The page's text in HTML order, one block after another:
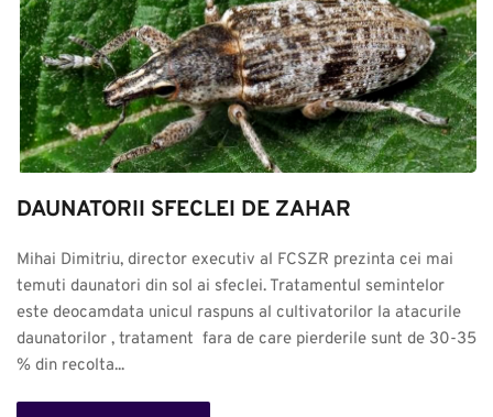
DAUNATORII SFECLEI DE ZAHAR
Mihai Dimitriu, director executiv al FCSZR prezinta cei mai
temuti daunatori din sol ai sfeclei. Tratamentul semintelor
este deocamdata unicul raspuns al cultivatorilor la atacurile
daunatorilor , tratament  fara de care pierderile sunt de 30-35
% din recolta...